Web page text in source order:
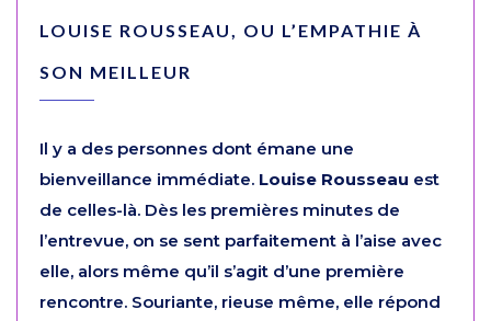
LOUISE ROUSSEAU, OU L’EMPATHIE À
SON MEILLEUR
Il y a des personnes dont émane une
bienveillance immédiate. Louise Rousseau est
de celles-là. Dès les premières minutes de
l’entrevue, on se sent parfaitement à l’aise avec
elle, alors même qu’il s’agit d’une première
rencontre. Souriante, rieuse même, elle répond